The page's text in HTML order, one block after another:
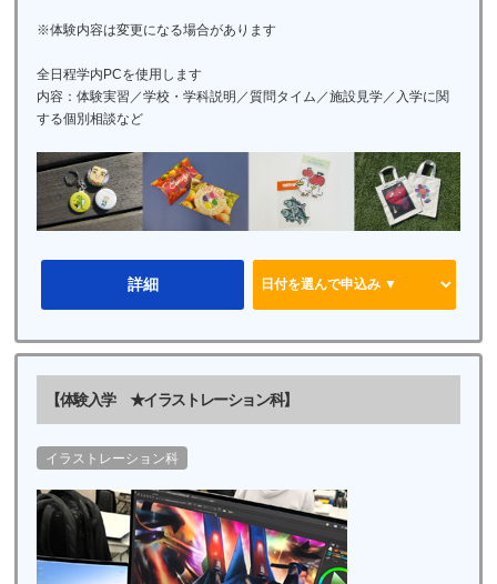
※体験内容は変更になる場合があります
全日程学内PCを使用します
内容：体験実習／学校・学科説明／質問タイム／施設見学／入学に関
する個別相談など
詳細
【体験入学 ★イラストレーション科】
イラストレーション科